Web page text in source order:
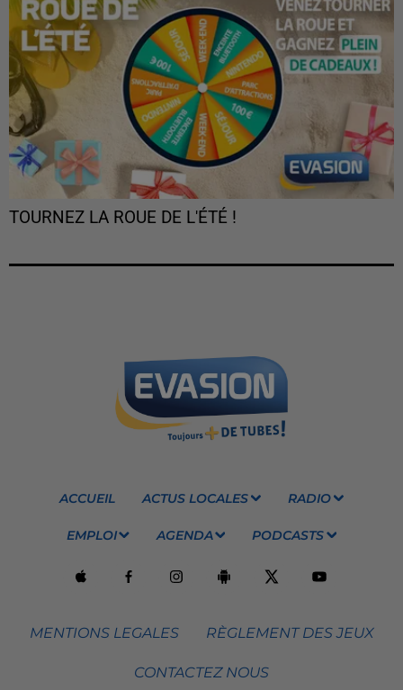
TOURNEZ LA ROUE DE L'ÉTÉ !
ACCUEIL ACTUS LOCALES RADIO
EMPLOI AGENDA PODCASTS
MENTIONS LEGALES RÈGLEMENT DES JEUX
CONTACTEZ NOUS